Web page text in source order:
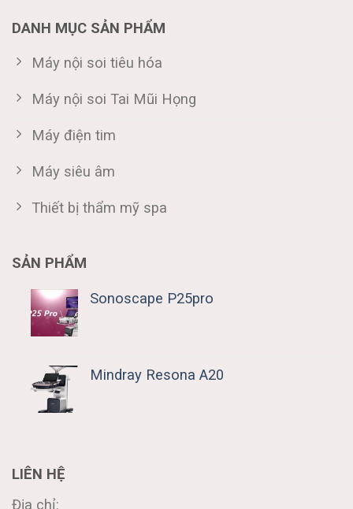
DANH MỤC SẢN PHẨM
Máy nội soi tiêu hóa
Máy nội soi Tai Mũi Họng
Máy điện tim
Máy siêu âm
Thiết bị thẩm mỹ spa
SẢN PHẨM
Sonoscape P25pro
Mindray Resona A20
LIÊN HỆ
Địa chỉ: